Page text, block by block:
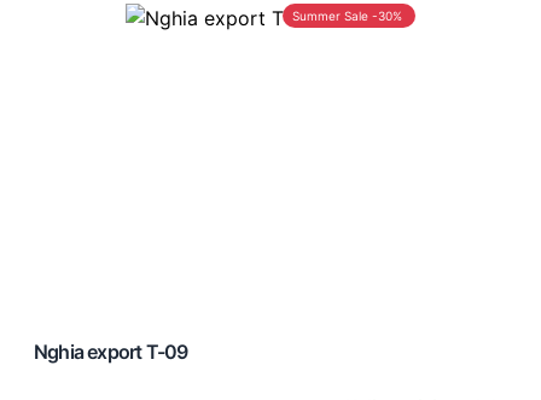
Summer Sale -30%
Nghia export T-09